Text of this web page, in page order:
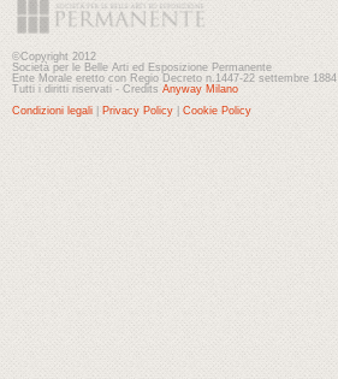
©Copyright 2012
Società per le Belle Arti ed Esposizione Permanente
Ente Morale eretto con Regio Decreto n.1447-22 settembre 1884
Tutti i diritti riservati - Credits Anyway Milano
Condizioni legali
Privacy Policy Cookie Policy